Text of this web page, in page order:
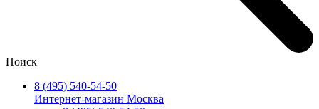
Поиск
8 (495) 540-54-50
Интернет-магазин Москва